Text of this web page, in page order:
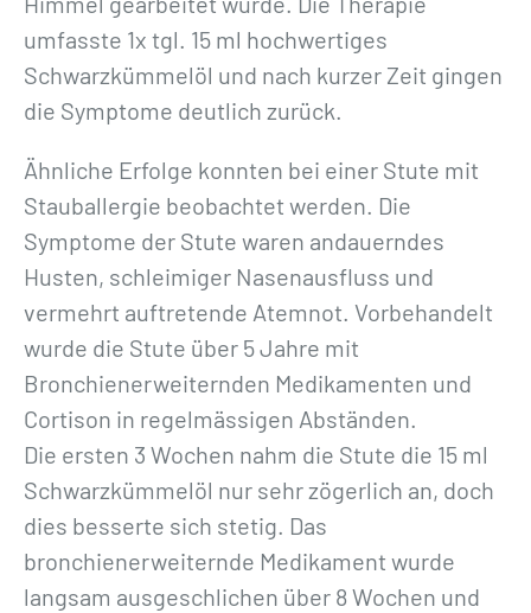
umfasste 1x tgl. 15 ml hochwertiges
Schwarzkümmelöl und nach kurzer Zeit gingen
die Symptome deutlich zurück.
Ähnliche Erfolge konnten bei einer Stute mit
Stauballergie beobachtet werden. Die
Symptome der Stute waren andauerndes
Husten, schleimiger Nasenausfluss und
vermehrt auftretende Atemnot. Vorbehandelt
wurde die Stute über 5 Jahre mit
Bronchienerweiternden Medikamenten und
Cortison in regelmässigen Abständen.
Die ersten 3 Wochen nahm die Stute die 15 ml
Schwarzkümmelöl nur sehr zögerlich an, doch
dies besserte sich stetig. Das
bronchienerweiternde Medikament wurde
langsam ausgeschlichen über 8 Wochen und